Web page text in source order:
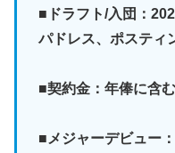
■ドラフト/入団：
パドレス、ポスティ
■契約金：年俸に含む
■メジャーデビュー